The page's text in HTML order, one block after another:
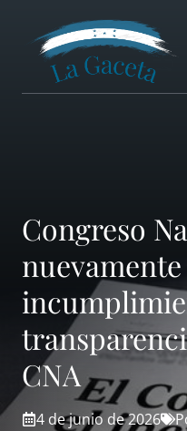
contenido
Congreso
CNA
4 de junio de 2026